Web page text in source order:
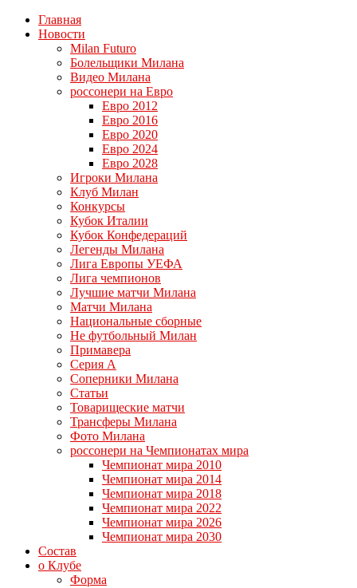
Главная
Новости
Milan Futuro
Болельщики Милана
Видео Милана
россонери на Евро
Евро 2012
Евро 2016
Евро 2020
Евро 2024
Евро 2028
Игроки Милана
Клуб Милан
Конкурсы
Кубок Италии
Кубок Конфедераций
Легенды Милана
Лига Европы УЕФА
Лига чемпионов
Лучшие матчи Милана
Матчи Милана
Национальные сборные
Не футбольный Милан
Примавера
Серия А
Соперники Милана
Статьи
Товарищеские матчи
Трансферы Милана
Фото Милана
россонери на Чемпионатах мира
Чемпионат мира 2010
Чемпионат мира 2014
Чемпионат мира 2018
Чемпионат мира 2022
Чемпионат мира 2026
Чемпионат мира 2030
Состав
о Клубе
Форма